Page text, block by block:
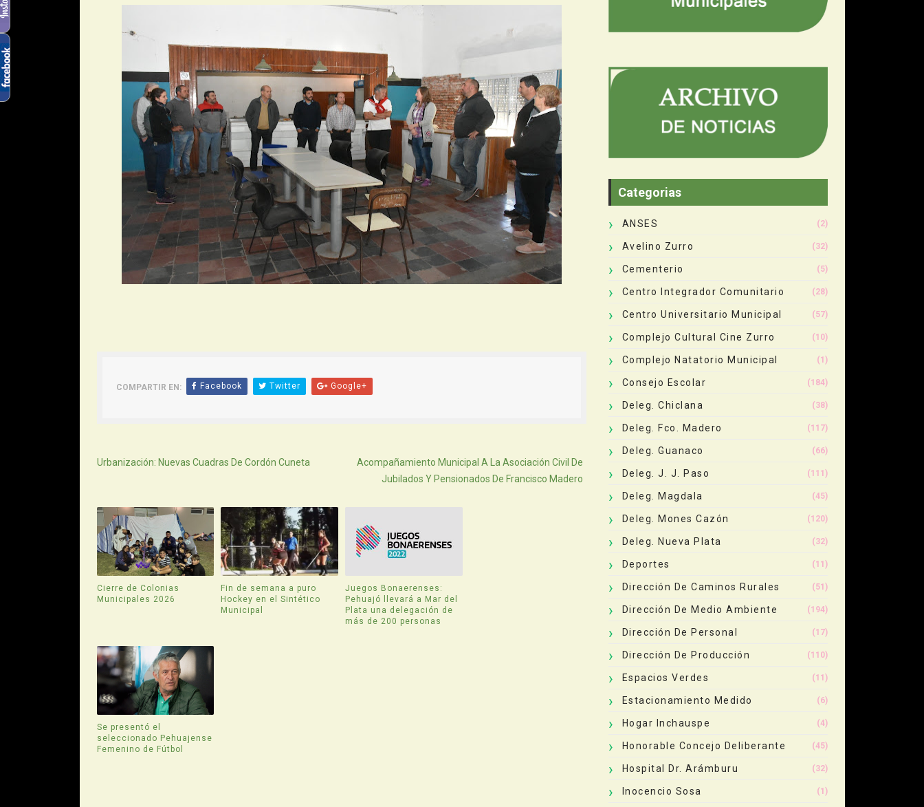
COMPARTIR EN: Facebook Twitter Google+
Urbanización: Nuevas Cuadras De Cordón Cuneta
Acompañamiento Municipal A La Asociación Civil De
Jubilados Y Pensionados De Francisco Madero
Cierre de Colonias
Municipales 2026
Fin de semana a puro
Hockey en el Sintético
Municipal
Juegos Bonaerenses:
Pehuajó llevará a Mar del
Plata una delegación de
más de 200 personas
Se presentó el
seleccionado Pehuajense
Femenino de Fútbol
Categorias
ANSES (2)
Avelino Zurro (32)
Cementerio (5)
Centro Integrador Comunitario (28)
Centro Universitario Municipal (57)
Complejo Cultural Cine Zurro (10)
Complejo Natatorio Municipal (1)
Consejo Escolar (184)
Deleg. Chiclana (38)
Deleg. Fco. Madero (117)
Deleg. Guanaco (66)
Deleg. J. J. Paso (111)
Deleg. Magdala (45)
Deleg. Mones Cazón (120)
Deleg. Nueva Plata (32)
Deportes (11)
Dirección De Caminos Rurales (51)
Dirección De Medio Ambiente (194)
Dirección De Personal (17)
Dirección De Producción (110)
Espacios Verdes (11)
Estacionamiento Medido (6)
Hogar Inchauspe (4)
Honorable Concejo Deliberante (45)
Hospital Dr. Arámburu (32)
Inocencio Sosa (1)